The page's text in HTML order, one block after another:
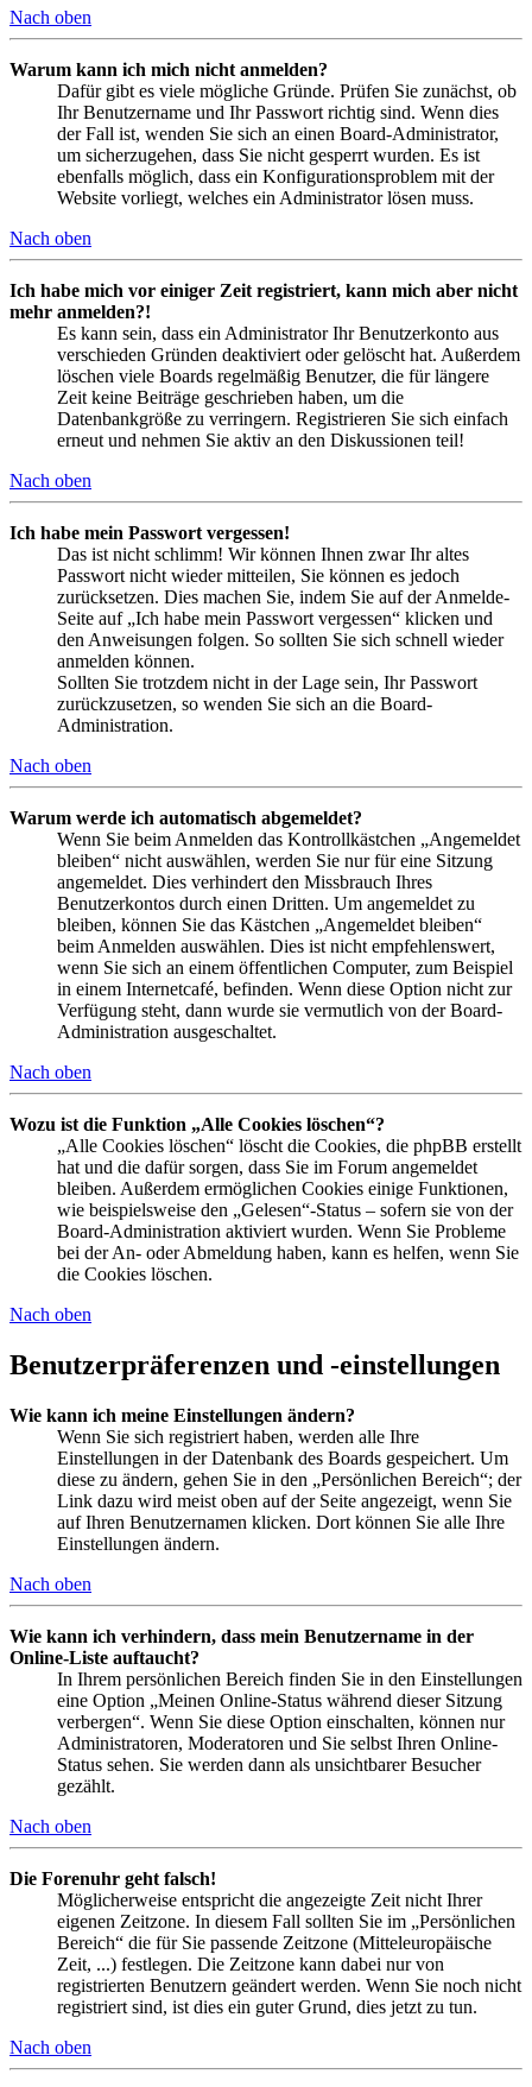
Nach oben
Warum kann ich mich nicht anmelden?
Dafür gibt es viele mögliche Gründe. Prüfen Sie zunächst, ob
Ihr Benutzername und Ihr Passwort richtig sind. Wenn dies
der Fall ist, wenden Sie sich an einen Board-Administrator,
um sicherzugehen, dass Sie nicht gesperrt wurden. Es ist
ebenfalls möglich, dass ein Konfigurationsproblem mit der
Website vorliegt, welches ein Administrator lösen muss.
Nach oben
Ich habe mich vor einiger Zeit registriert, kann mich aber nicht
mehr anmelden?!
Es kann sein, dass ein Administrator Ihr Benutzerkonto aus
verschieden Gründen deaktiviert oder gelöscht hat. Außerdem
löschen viele Boards regelmäßig Benutzer, die für längere
Zeit keine Beiträge geschrieben haben, um die
Datenbankgröße zu verringern. Registrieren Sie sich einfach
erneut und nehmen Sie aktiv an den Diskussionen teil!
Nach oben
Ich habe mein Passwort vergessen!
Das ist nicht schlimm! Wir können Ihnen zwar Ihr altes
Passwort nicht wieder mitteilen, Sie können es jedoch
zurücksetzen. Dies machen Sie, indem Sie auf der Anmelde-
Seite auf „Ich habe mein Passwort vergessen“ klicken und
den Anweisungen folgen. So sollten Sie sich schnell wieder
anmelden können.
Sollten Sie trotzdem nicht in der Lage sein, Ihr Passwort
zurückzusetzen, so wenden Sie sich an die Board-
Administration.
Nach oben
Warum werde ich automatisch abgemeldet?
Wenn Sie beim Anmelden das Kontrollkästchen „Angemeldet
bleiben“ nicht auswählen, werden Sie nur für eine Sitzung
angemeldet. Dies verhindert den Missbrauch Ihres
Benutzerkontos durch einen Dritten. Um angemeldet zu
bleiben, können Sie das Kästchen „Angemeldet bleiben“
beim Anmelden auswählen. Dies ist nicht empfehlenswert,
wenn Sie sich an einem öffentlichen Computer, zum Beispiel
in einem Internetcafé, befinden. Wenn diese Option nicht zur
Verfügung steht, dann wurde sie vermutlich von der Board-
Administration ausgeschaltet.
Nach oben
Wozu ist die Funktion „Alle Cookies löschen“?
„Alle Cookies löschen“ löscht die Cookies, die phpBB erstellt
hat und die dafür sorgen, dass Sie im Forum angemeldet
bleiben. Außerdem ermöglichen Cookies einige Funktionen,
wie beispielsweise den „Gelesen“-Status – sofern sie von der
Board-Administration aktiviert wurden. Wenn Sie Probleme
bei der An- oder Abmeldung haben, kann es helfen, wenn Sie
die Cookies löschen.
Nach oben
Benutzerpräferenzen und -einstellungen
Wie kann ich meine Einstellungen ändern?
Wenn Sie sich registriert haben, werden alle Ihre
Einstellungen in der Datenbank des Boards gespeichert. Um
diese zu ändern, gehen Sie in den „Persönlichen Bereich“; der
Link dazu wird meist oben auf der Seite angezeigt, wenn Sie
auf Ihren Benutzernamen klicken. Dort können Sie alle Ihre
Einstellungen ändern.
Nach oben
Wie kann ich verhindern, dass mein Benutzername in der
Online-Liste auftaucht?
In Ihrem persönlichen Bereich finden Sie in den Einstellungen
eine Option „Meinen Online-Status während dieser Sitzung
verbergen“. Wenn Sie diese Option einschalten, können nur
Administratoren, Moderatoren und Sie selbst Ihren Online-
Status sehen. Sie werden dann als unsichtbarer Besucher
gezählt.
Nach oben
Die Forenuhr geht falsch!
Möglicherweise entspricht die angezeigte Zeit nicht Ihrer
eigenen Zeitzone. In diesem Fall sollten Sie im „Persönlichen
Bereich“ die für Sie passende Zeitzone (Mitteleuropäische
Zeit, ...) festlegen. Die Zeitzone kann dabei nur von
registrierten Benutzern geändert werden. Wenn Sie noch nicht
registriert sind, ist dies ein guter Grund, dies jetzt zu tun.
Nach oben